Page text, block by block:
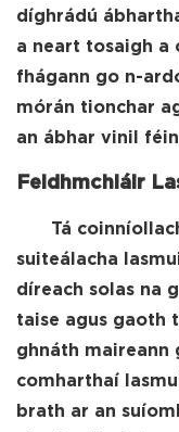
díghrádú
a neart tosaigh a
fhágann go n-
mórán tionchar
an ábhar vinil
Feidhmchláir
Tá
suiteálacha
díreach solas na
taise agus gaoth
ghnáth maireann
comharthaí
brath ar an